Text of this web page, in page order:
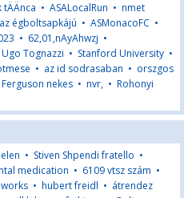
• ASALocalRun • nmet
az égboltsapkájú • ASMonacoFC •
• 62,01,nAyAhwzj •
Ugo Tognazzi • Stanford University •
• az id sodrasaban • orszgos
nekes • nvr, • Rohonyi
• Stiven Shpendi fratello •
medication • 6109 vtsz szám •
• hubert freidl • átrendez